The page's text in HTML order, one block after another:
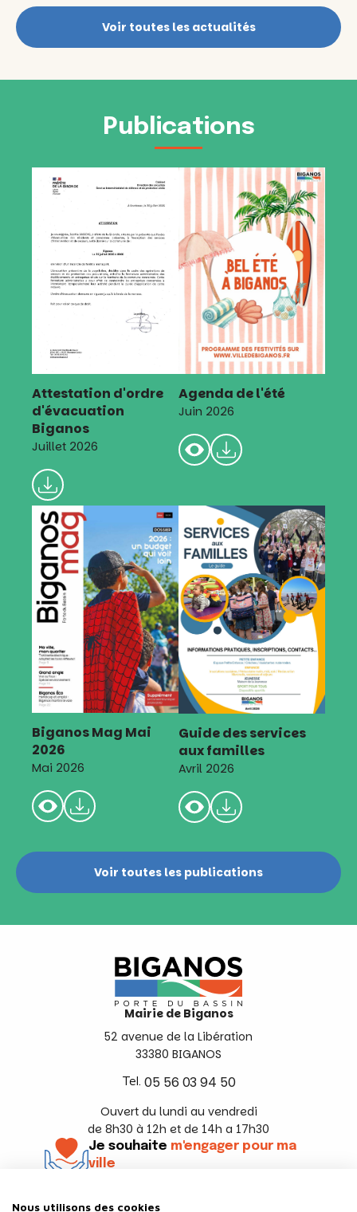
Voir toutes les actualités
Publications
Attestation d'ordre
d'évacuation
Biganos
Juillet 2026
Agenda de l'été
Juin 2026
Biganos Mag Mai
2026
Mai 2026
Guide des services
aux familles
Avril 2026
Voir toutes les publications
Mairie de Biganos
52 avenue de la Libération
33380 BIGANOS
Tel. 05 56 03 94 50
Ouvert du lundi au vendredi
de 8h30 à 12h et de 14h a 17h30
Je souhaite m'engager pour ma
ville
Nous utilisons des cookies